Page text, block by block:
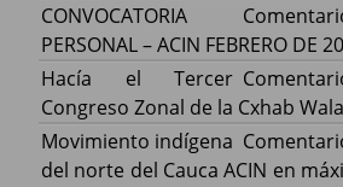
CONVOCATORIA
PERSONAL – ACIN FEBRERO DE
Hacía el Tercer
Congreso Zonal de la Cxhab
Movimiento indígena
del norte del Cauca ACIN en